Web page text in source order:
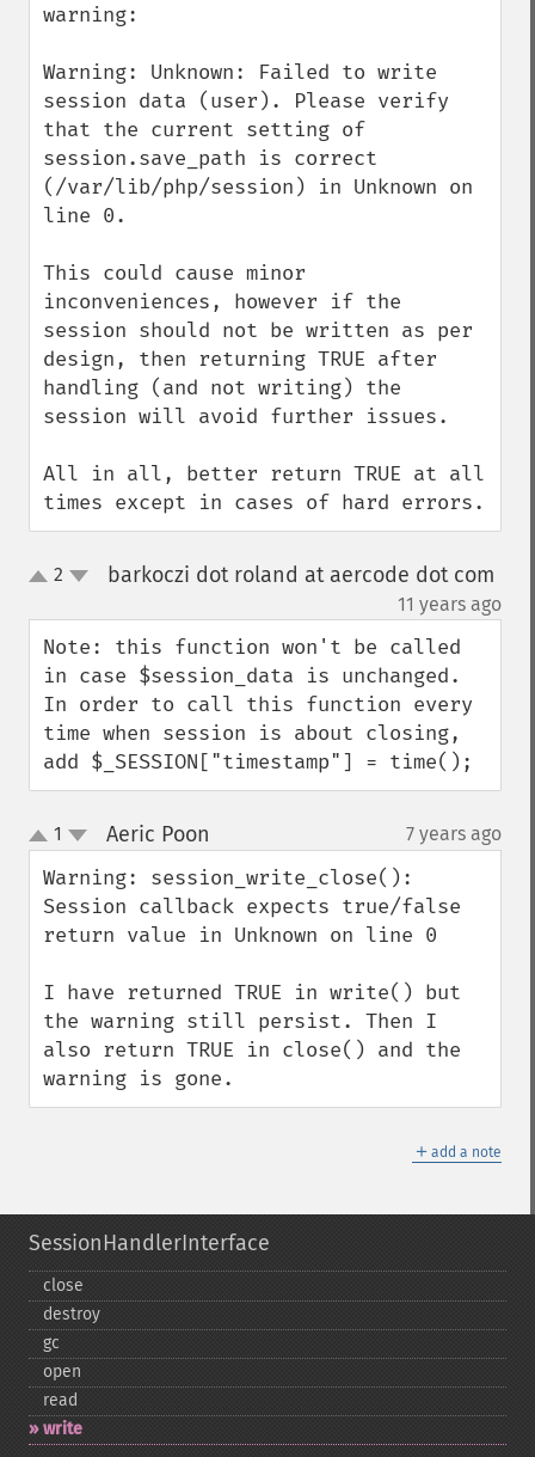
warning:
Warning: Unknown: Failed to write
session data (user). Please verify
that the current setting of
session.save_path is correct
(/var/lib/php/session) in Unknown on
line 0.
This could cause minor
inconveniences, however if the
session should not be written as per
design, then returning TRUE after
handling (and not writing) the
session will avoid further issues.
All in all, better return TRUE at all
times except in cases of hard errors.
up2 barkoczi dot roland at aercode dot com
11 years ago
Note: this function won't be called
in case $session_data is unchanged.
In order to call this function every
time when session is about closing,
add $_SESSION["timestamp"] = time();
up
down
1 Aeric Poon 7 years ago
Warning: session_write_close():
Session callback expects true/false
return value in Unknown on line 0
I have returned TRUE in write() but
the warning still persist. Then I
also return TRUE in close() and the
warning is gone.
＋ add a note
SessionHandlerInterface
close
destroy
gc
open
read
write